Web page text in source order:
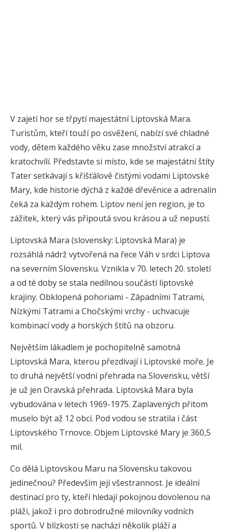
V zajetí hor se třpytí majestátní Liptovská Mara.
Turistům, kteří touží po osvěžení, nabízí své chladné
vody, dětem každého věku zase množství atrakcí a
kratochvílí. Představte si místo, kde se majestátní štíty
Tater setkávají s křišťálově čistými vodami Liptovské
Mary, kde historie dýchá z každé dřevěnice a adrenalin
čeká za každým rohem. Liptov není jen region, je to
zážitek, který vás připoutá svou krásou a už nepustí.
Liptovská Mara (slovensky: Liptovská Mara) je
rozsáhlá nádrž vytvořená na řece Váh v srdci Liptova
na severním Slovensku. Vznikla v 70. letech 20. století
a od té doby se stala nedílnou součástí liptovské
krajiny. Obklopená pohoriami - Západními Tatrami,
Nízkými Tatrami a Chočskými vrchy - uchvacuje
kombinací vody a horských štítů na obzoru.
Největším lákadlem je pochopitelně samotná
Liptovská Mara, kterou přezdívají i Liptovské moře. Je
to druhá největší vodní přehrada na Slovensku, větší
je už jen Oravská přehrada. Liptovská Mara byla
vybudována v letech 1969-1975. Zaplavených přitom
muselo být až 12 obcí. Pod vodou se stratila i část
Liptovského Trnovce. Objem Liptovské Mary je 360,5
mil.
Co dělá Liptovskou Maru na Slovensku takovou
jedinečnou? Především její všestrannost. Je ideální
destinací pro ty, kteří hledají pokojnou dovolenou na
pláži, jakož i pro dobrodružné milovníky vodních
sportů. V blízkosti se nachází několik pláží a